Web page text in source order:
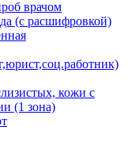
врачом
(с расшифровкой)
кожи с
(1 зона)